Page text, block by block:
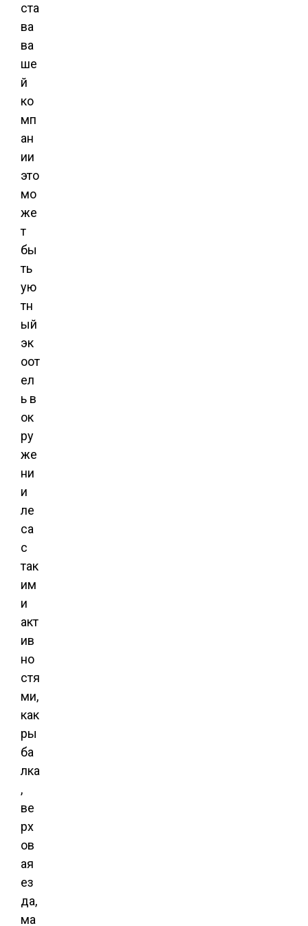
ста
ва
ва
ше
й
ко
мп
ан
ии
это
мо
же
т
бы
ть
ую
тн
ый
эк
оот
ел
ь в
ок
ру
же
ни
и
ле
са
с
так
им
и
акт
ив
но
стя
ми,
как
ры
ба
лка
,
ве
рх
ов
ая
ез
да,
ма